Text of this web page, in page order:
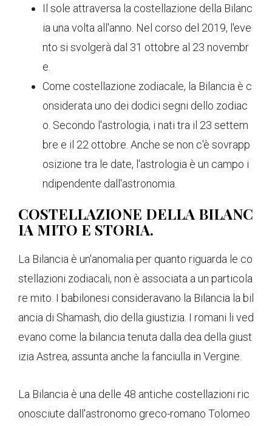
Il sole attraversa la costellazione della Bilanc
ia una volta all'anno. Nel corso del 2019, l'eve
nto si svolgerà dal 31 ottobre al 23 novembr
e.
Come costellazione zodiacale, la Bilancia è c
onsiderata uno dei dodici segni dello zodiac
o. Secondo l'astrologia, i nati tra il 23 settem
bre e il 22 ottobre. Anche se non c'è sovrapp
osizione tra le date, l'astrologia è un campo i
ndipendente dall'astronomia.
COSTELLAZIONE DELLA BILANC
IA MITO E STORIA.
La Bilancia è un'anomalia per quanto riguarda le co
stellazioni zodiacali, non è associata a un particola
re mito. I babilonesi consideravano la Bilancia la bil
ancia di Shamash, dio della giustizia. I romani li ved
evano come la bilancia tenuta dalla dea della giust
izia Astrea, assunta anche la fanciulla in Vergine.
La Bilancia è una delle 48 antiche costellazioni ric
onosciute dall'astronomo greco-romano Tolomeo